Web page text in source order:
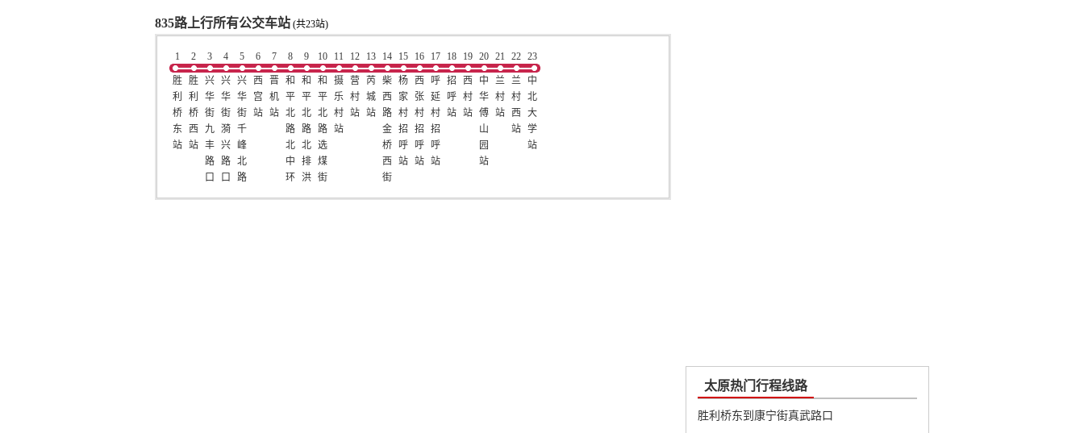
835路上行所有公交车站 (共23站)
1
胜
利
桥
东
站
2
胜
利
桥
西
站
3
兴
华
街
九
丰
路
口
4
兴
华
街
漪
兴
路
口
5
兴
华
街
千
峰
北
路
6
西
宫
站
7
晋
机
站
8
和
平
北
路
北
中
环
9
和
平
北
路
北
排
洪
10
和
平
北
路
选
煤
街
11
摄
乐
村
站
12
营
村
站
13
芮
城
站
14
柴
西
路
金
桥
西
街
15
杨
家
村
招
呼
站
16
西
张
村
招
呼
站
17
呼
延
村
招
呼
站
18
招
呼
站
19
西
村
站
20
中
华
傅
山
园
站
21
兰
村
站
22
兰
村
西
站
23
中
北
大
学
站
太原热门行程线路
胜利桥东到康宁街真武路口